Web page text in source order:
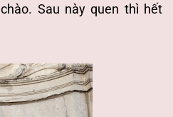
Sau này quen thì hết